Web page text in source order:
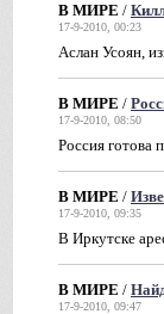
В МИРЕ /
17-9-2010, 00:23
Аслан Усоян,
В МИРЕ /
17-9-2010, 08:50
Россия готова
В МИРЕ /
17-9-2010, 09:35
В Иркутске
В МИРЕ /
17-9-2010, 09:47